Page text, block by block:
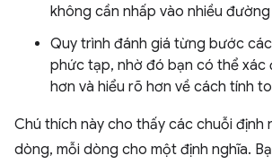
không cần nhấp vào nhiều đường
Quy trình đánh giá từng bước
phức tạp, nhờ đó bạn có thể xác
hơn và hiểu rõ hơn về cách tính
Chú thích này cho thấy các chuỗi định
dòng, mỗi dòng cho một định nghĩa.